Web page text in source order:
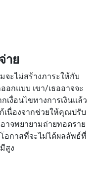
าย
จะไม่สร้างภาระให้กับ
กแบบ เขา/เธออาจจะ
เงื่อนไขทางการเงินแล้ว
เนื่องจากช่วยให้คุณปรับ
จพยายามถ่ายทอดราย
อกาสที่จะไม่ได้ผลลัพธ์ที่
สูง